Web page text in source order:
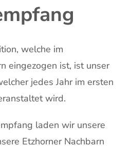
welche im
eingezogen ist, ist unser
jedes Jahr im ersten
wird.
laden wir unsere
Etzhorner Nachbarn